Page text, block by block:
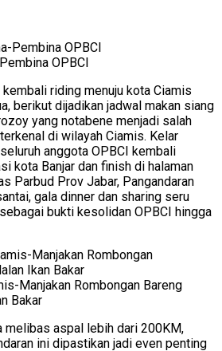
OPBCI
riding menuju kota Ciamis
berikut dijadikan jadwal makan siang
yang notabene menjadi salah
di wilayah Ciamis. Kelar
anggota OPBCI kembali
kota Banjar dan finish di halaman
Parbud Prov Jabar, Pangandaran
gala dinner dan sharing seru
bukti kesolidan OPBCI hingga
Manjakan Rombongan Bareng
Bakar
aspal lebih dari 200KM,
ini dipastikan jadi even penting